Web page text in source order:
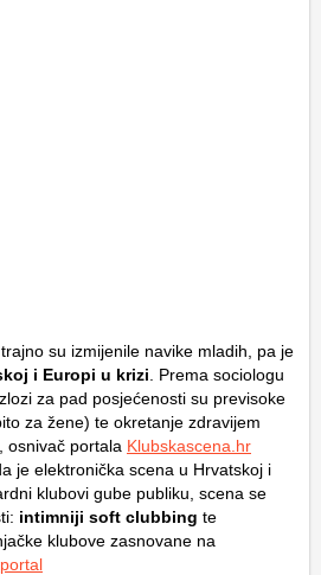
su izmijenile navike mladih, pa je
i Europi u krizi . Prema sociologu
za pad posjećenosti su previsoke
za žene) te okretanje zdravijem
osnivač portala Klubskascena.hr
je elektronička scena u Hrvatskoj i
klubovi gube publiku, scena se
intimniji soft clubbing te
klubove zasnovane na